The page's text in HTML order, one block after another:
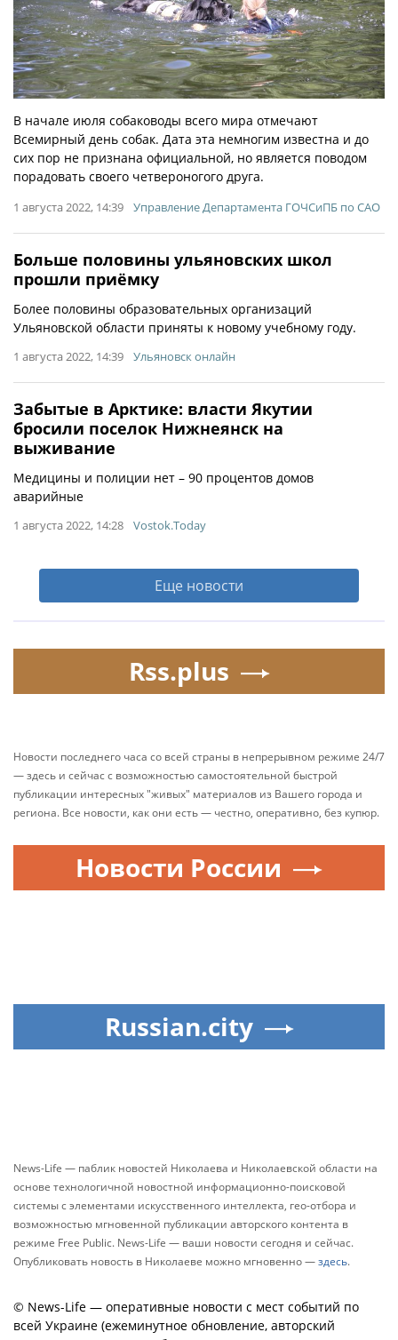
В начале июля собаководы всего мира отмечают
Всемирный день собак. Дата эта немногим известна и до
сих пор не признана официальной, но является поводом
порадовать своего четвероногого друга.
1 августа 2022, 14:39 Управление Департамента ГОЧСиПБ по САО
Больше половины ульяновских школ
прошли приёмку
Более половины образовательных организаций
Ульяновской области приняты к новому учебному году.
1 августа 2022, 14:39 Ульяновск онлайн
Забытые в Арктике: власти Якутии
бросили поселок Нижнеянск на
выживание
Медицины и полиции нет – 90 процентов домов
аварийные
1 августа 2022, 14:28 Vostok.Today
Еще новости
Rss.plus
Новости последнего часа со всей страны в непрерывном режиме 24/7
— здесь и сейчас с возможностью самостоятельной быстрой
публикации интересных "живых" материалов из Вашего города и
региона. Все новости, как они есть — честно, оперативно, без купюр.
Новости России
Russian.city
News-Life — паблик новостей Николаева и Николаевской области на
основе технологичной новостной информационно-поисковой
системы с элементами искусственного интеллекта, гео-отбора и
возможностью мгновенной публикации авторского контента в
режиме Free Public. News-Life — ваши новости сегодня и сейчас.
Опубликовать новость в Николаеве можно мгновенно —здесь.
© News-Life — оперативные новости с мест событий по
всей Украине (ежеминутное обновление, авторский